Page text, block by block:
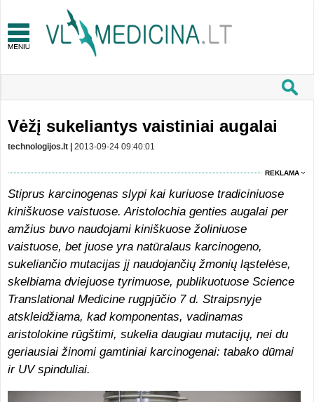
Vėžį sukeliantys vaistiniai augalai
technologijos.lt | 2013-09-24 09:40:01
REKLAMA
Stip­rus kar­ci­no­ge­nas sly­pi kai ku­riuo­se tra­di­ci­niuo­se
ki­niš­kuo­se vais­tuo­se. Aristolochia genties augalai per
amžius buvo naudojami kiniškuose žoliniuose
vaistuose, bet juose yra natūralaus karcinogeno,
sukeliančio mutacijas jį naudojančių žmonių ląstelėse,
skelbiama dviejuose tyrimuose, publikuotuose Science
Translational Medicine rugpjūčio 7 d. Straipsnyje
atskleidžiama, kad komponentas, vadinamas
aristolokine rūgštimi, sukelia daugiau mutacijų, nei du
geriausiai žinomi gamtiniai karcinogenai: tabako dūmai
ir UV spinduliai.